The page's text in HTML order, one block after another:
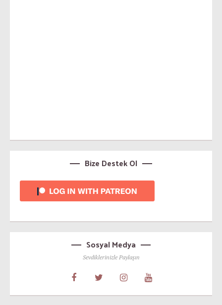
Bize Destek Ol
Sosyal Medya
Sevdiklerinizle Paylaşın